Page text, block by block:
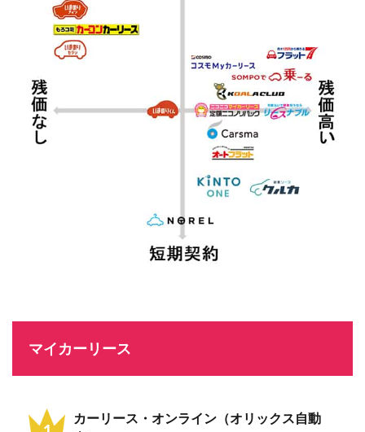
マイカーリース
カーリース・オンライン（オリックス自動